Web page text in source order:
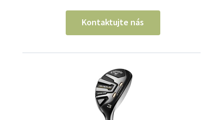
Kontaktujte nás